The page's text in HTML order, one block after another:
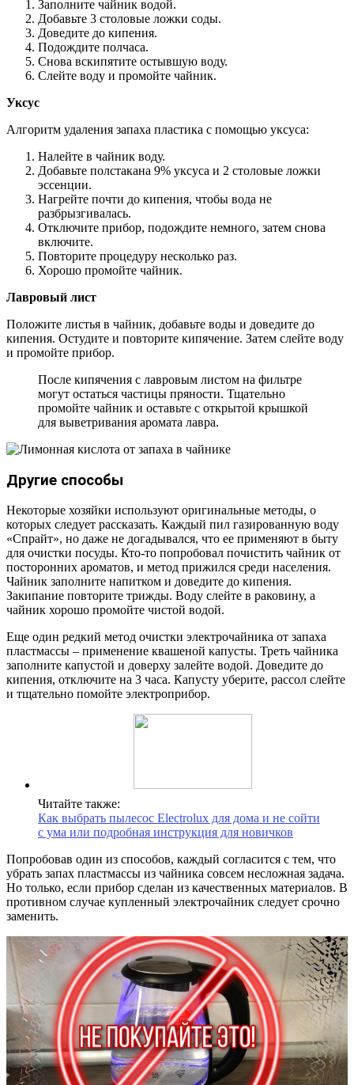
Заполните чайник водой.
Добавьте 3 столовые ложки соды.
Доведите до кипения.
Подождите полчаса.
Снова вскипятите остывшую воду.
Слейте воду и промойте чайник.
Уксус
Алгоритм удаления запаха пластика с помощью уксуса:
Налейте в чайник воду.
Добавьте полстакана 9% уксуса и 2 столовые ложки
эссенции.
Нагрейте почти до кипения, чтобы вода не
разбрызгивалась.
Отключите прибор, подождите немного, затем снова
включите.
Повторите процедуру несколько раз.
Хорошо промойте чайник.
Лавровый лист
Положите листья в чайник, добавьте воды и доведите до
кипения. Остудите и повторите кипячение. Затем слейте воду
и промойте прибор.
После кипячения с лавровым листом на фильтре
могут остаться частицы пряности. Тщательно
промойте чайник и оставьте с открытой крышкой
для выветривания аромата лавра.
Другие способы
Некоторые хозяйки используют оригинальные методы, о
которых следует рассказать. Каждый пил газированную воду
«Спрайт», но даже не догадывался, что ее применяют в быту
для очистки посуды. Кто-то попробовал почистить чайник от
посторонних ароматов, и метод прижился среди населения.
Чайник заполните напитком и доведите до кипения.
Закипание повторите трижды. Воду слейте в раковину, а
чайник хорошо промойте чистой водой.
Еще один редкий метод очистки электрочайника от запаха
пластмассы – применение квашеной капусты. Треть чайника
заполните капустой и доверху залейте водой. Доведите до
кипения, отключите на 3 часа. Капусту уберите, рассол слейте
и тщательно помойте электроприбор.
Читайте также:
Как выбрать пылесос Electrolux для дома и не сойти
с ума или подробная инструкция для новичков
Попробовав один из способов, каждый согласится с тем, что
убрать запах пластмассы из чайника совсем несложная задача.
Но только, если прибор сделан из качественных материалов. В
противном случае купленный электрочайник следует срочно
заменить.